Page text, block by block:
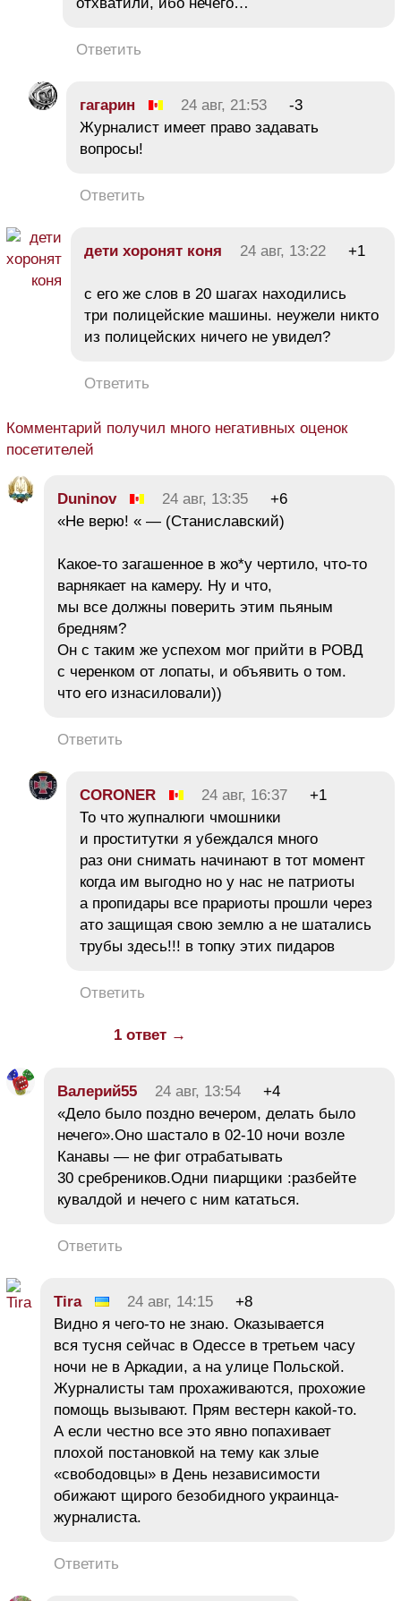
отхватили, ибо нечего…
Ответить
гагарин 24 авг, 21:53
-3
Журналист имеет право задавать
вопросы!
Ответить
дети хоронят коня 24 авг, 13:22 +1
с его же слов в 20 шагах находились
три полицейские машины. неужели никто
из полицейских ничего не увидел?
Ответить
Комментарий получил много негативных оценок
посетителей
Duninov 24 авг, 13:35
+6
«Не верю! « — (Станиславский)
Какое-то загашенное в жо*у чертило, что-то
варнякает на камеру. Ну и что,
мы все должны поверить этим пьяным
бредням?
Он с таким же успехом мог прийти в РОВД
с черенком от лопаты, и объявить о том.
что его изнасиловали))
Ответить
CORONER 24 авг, 16:37
+1
То что жупналюги чмошники
и проститутки я убеждался много
раз они снимать начинают в тот момент
когда им выгодно но у нас не патриоты
а пропидары все прариоты прошли через
ато защищая свою землю а не шатались
трубы здесь!!! в топку этих пидаров
Ответить
1 ответ →
Валерий55 24 авг, 13:54
+4
«Дело было поздно вечером, делать было
нечего».Оно шастало в 02-10 ночи возле
Канавы — не фиг отрабатывать
30 сребреников.Одни пиарщики :разбейте
кувалдой и нечего с ним кататься.
Ответить
Tira 24 авг, 14:15
+8
Видно я чего-то не знаю. Оказывается
вся тусня сейчас в Одессе в третьем часу
ночи не в Аркадии, а на улице Польской.
Журналисты там прохаживаются, прохожие
помощь вызывают. Прям вестерн какой-то.
А если честно все это явно попахивает
плохой постановкой на тему как злые
«свободовцы» в День независимости
обижают щирого безобидного украинца-
журналиста.
Ответить